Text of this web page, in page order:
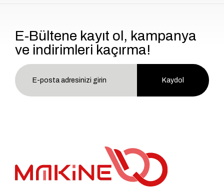
E-Bültene kayıt ol, kampanya
ve indirimleri kaçırma!
Kaydol